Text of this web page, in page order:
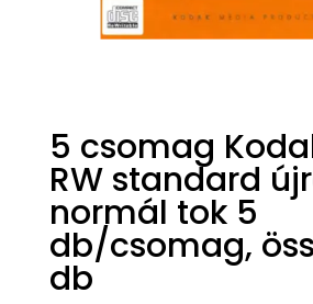
5 csomag
RW standard
normál tok 5
db/csomag,
db